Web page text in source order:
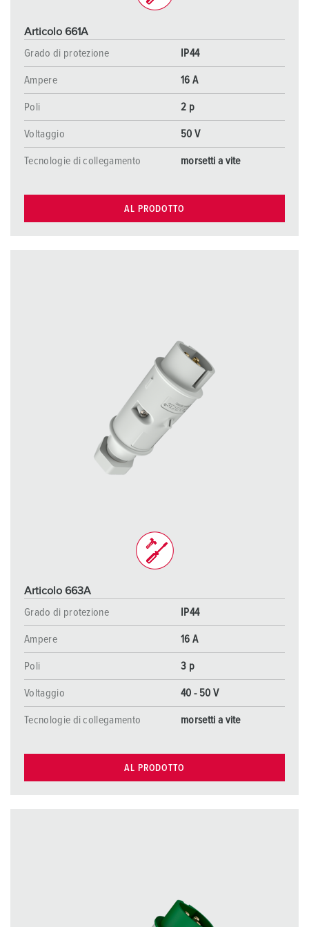
Articolo 661A
Grado di protezione
IP44
Ampere 16 A
Poli 2 p
Voltaggio 50 V
Tecnologie di collegamento morsetti a vite
AL PRODOTTO
Articolo 663A
Grado di protezione
IP44
Ampere 16 A
Poli 3 p
Voltaggio 40 - 50 V
Tecnologie di collegamento morsetti a vite
AL PRODOTTO